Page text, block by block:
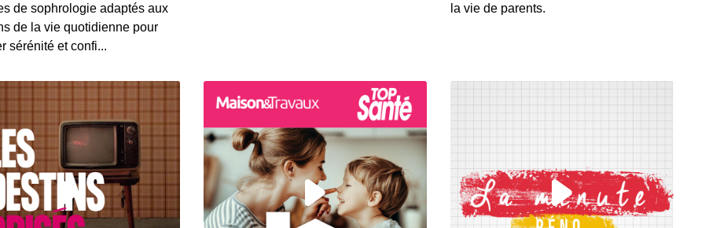
de sophrologie adaptés aux
de la vie quotidienne pour
sérénité et confi...
la vie de parents.